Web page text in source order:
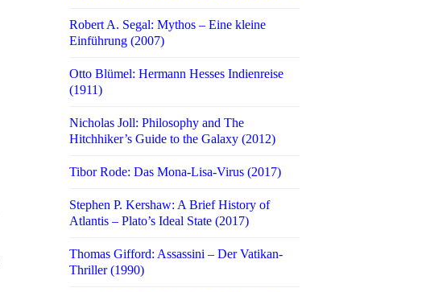
Robert A. Segal: Mythos – Eine kleine
Einführung (2007)
Otto Blümel: Hermann Hesses Indienreise
(1911)
Nicholas Joll: Philosophy and The
Hitchhiker’s Guide to the Galaxy (2012)
Tibor Rode: Das Mona-Lisa-Virus (2017)
Stephen P. Kershaw: A Brief History of
Atlantis – Plato’s Ideal State (2017)
Thomas Gifford: Assassini – Der Vatikan-
Thriller (1990)